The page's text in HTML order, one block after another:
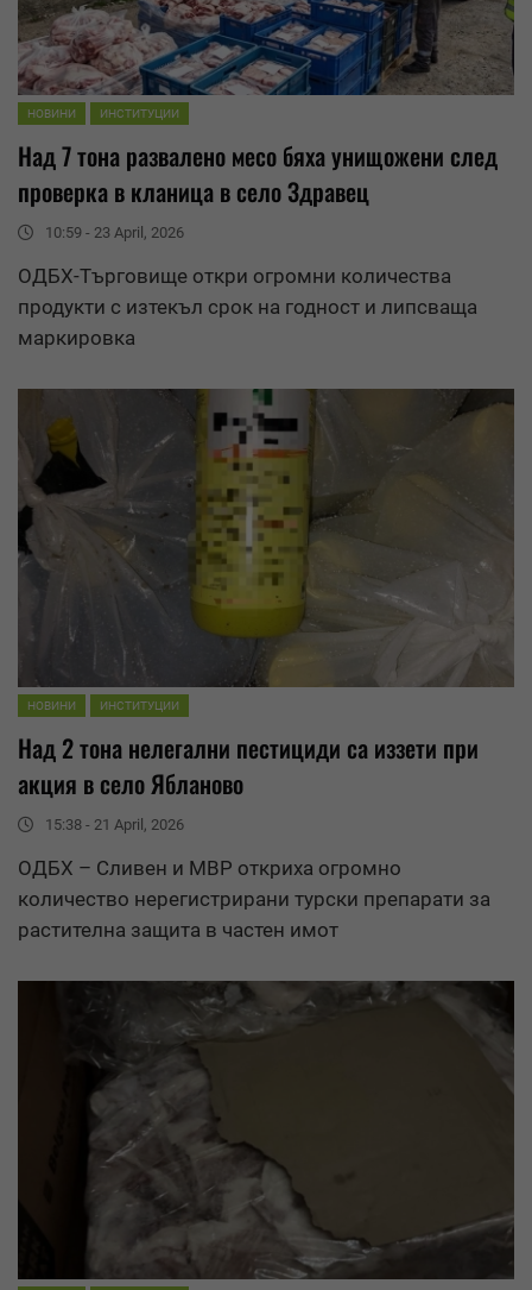
НОВИНИ ИНСТИТУЦИИ
Над 7 тона развалено месо бяха унищожени след
проверка в кланица в село Здравец
10:59 - 23 April, 2026
ОДБХ-Търговище откри огромни количества
продукти с изтекъл срок на годност и липсваща
маркировка
НОВИНИ ИНСТИТУЦИИ
Над 2 тона нелегални пестициди са иззети при
акция в село Ябланово
15:38 - 21 April, 2026
ОДБХ – Сливен и МВР откриха огромно
количество нерегистрирани турски препарати за
растителна защита в частен имот